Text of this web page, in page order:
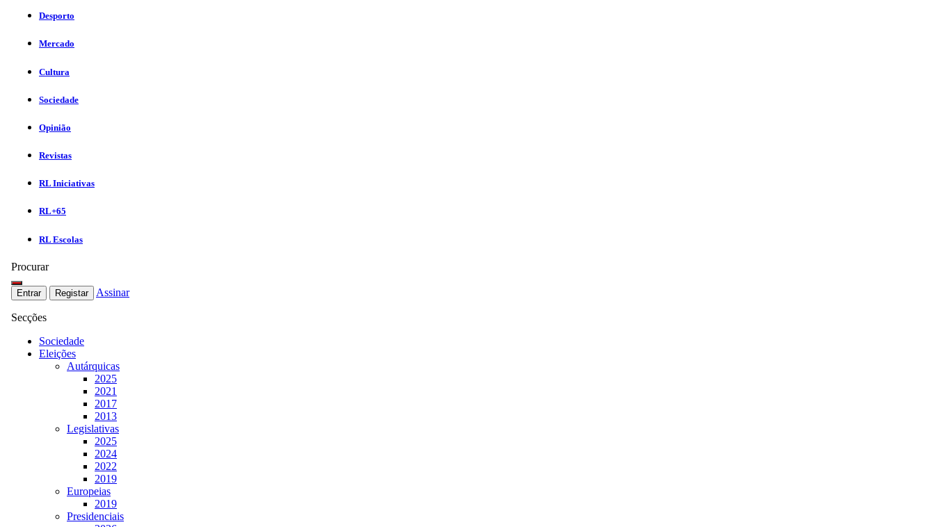
Desporto
Mercado
Cultura
Sociedade
Opinião
Revistas
RL Iniciativas
RL+65
RL Escolas
Procurar
Entrar Registar Assinar
Secções
Sociedade
Eleições
Autárquicas
2025
2021
2017
2013
Legislativas
2025
2024
2022
2019
Europeias
2019
Presidenciais